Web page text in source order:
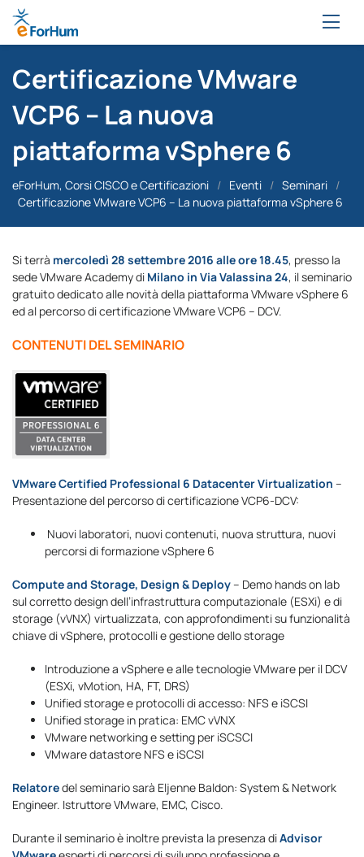
Certificazione VMware
VCP6 – La nuova
piattaforma vSphere 6
eForHum, Corsi CISCO e Certificazioni / Eventi / Seminari /
Certificazione VMware VCP6 – La nuova piattaforma vSphere 6
Si terrà mercoledì 28 settembre 2016 alle ore 18.45, presso la
sede VMware Academy di Milano in Via Valassina 24, il seminario
gratuito dedicato alle novità della piattaforma VMware vSphere 6
ed al percorso di certificazione VMware VCP6 – DCV.
CONTENUTI DEL SEMINARIO
VMware Certified Professional 6 Datacenter Virtualization –
Presentazione del percorso di certificazione VCP6-DCV:
Nuovi laboratori, nuovi contenuti, nuova struttura, nuovi
percorsi di formazione vSphere 6
Compute and Storage, Design & Deploy– Demo hands on lab
sul corretto design dell’infrastruttura computazionale (ESXi) e di
storage (vVNX) virtualizzata, con approfondimenti su funzionalità
chiave di vSphere, protocolli e gestione dello storage
Introduzione a vSphere e alle tecnologie VMware per il DCV
(ESXi, vMotion, HA, FT, DRS)
Unified storage e protocolli di accesso: NFS e iSCSI
Unified storage in pratica: EMC vVNX
VMware networking e setting per iSCSCI
VMware datastore NFS e iSCSI
Relatoredel seminario sarà Eljenne Baldon: System & Network
Engineer. Istruttore VMware, EMC, Cisco.
Durante il seminario è inoltre prevista la presenza diAdvisor